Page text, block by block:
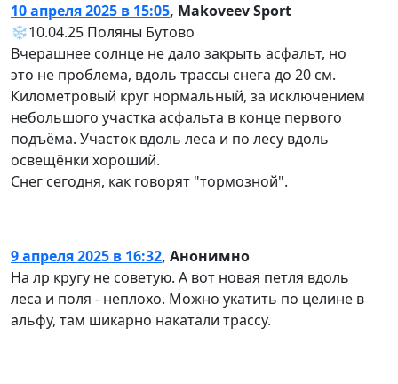
10 апреля 2025 в 15:05, Makoveev Sport
❄️10.04.25 Поляны Бутово
Вчерашнее солнце не дало закрыть асфальт, но
это не проблема, вдоль трассы снега до 20 см.
Километровый круг нормальный, за исключением
небольшого участка асфальта в конце первого
подъёма. Участок вдоль леса и по лесу вдоль
освещёнки хороший.
Снег сегодня, как говорят "тормозной".
9 апреля 2025 в 16:32, Анонимно
На лр кругу не советую. А вот новая петля вдоль
леса и поля - неплохо. Можно укатить по целине в
альфу, там шикарно накатали трассу.